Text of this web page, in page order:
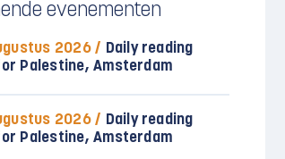
evenementen
2026 / Daily reading
Palestine, Amsterdam
2026 / Daily reading
Palestine, Amsterdam